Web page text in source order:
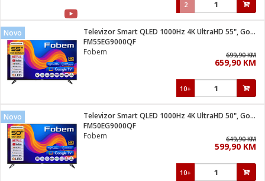
kafu
program
materijal
gorivo
2
Novo
Televizor Smart QLED 1000Hz 4K UltraHD 55", Google TV
FM55EG9000QF
Fobem
699,90 KM
659,90 KM
10+
Novo
Televizor Smart QLED 1000Hz 4K UltraHD 50", Google TV
FM50EG9000QF
Fobem
649,90 KM
599,90 KM
10+